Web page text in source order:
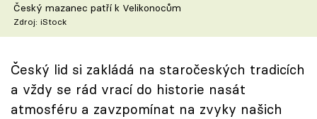
Těhotnej kuchař
Přihlášení
Český mazanec patří k Velikonocům
Zdroj: iStock
Český lid si zakládá na staročeských tradicích
a vždy se rád vrací do historie nasát
atmosféru a zavzpomínat na zvyky našich